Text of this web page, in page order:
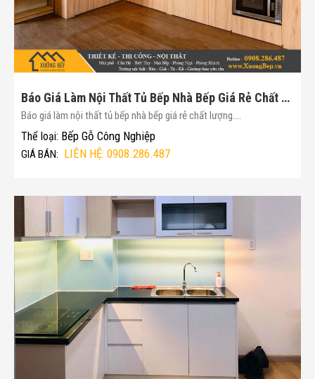
Báo Giá Làm Nội Thất Tủ Bếp Nhà Bếp Giá Rẻ Chất Lượng(Mã :156)
Báo giá làm nội thất tủ bếp nhà bếp giá rẻ chất lượng....
Thể loại: Bếp Gỗ Công Nghiệp
GIÁ BÁN: LIÊN HỆ: 0908.286.487